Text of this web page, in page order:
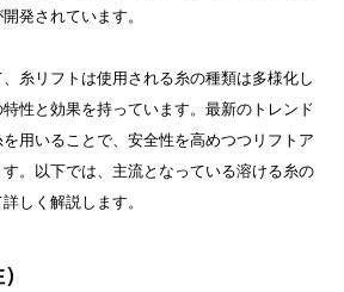
発されています。
糸リフトは使用される糸の種類は多様化し
性と効果を持っています。最新のトレンド
用いることで、安全性を高めつつリフトア
。以下では、主流となっている溶ける糸の
しく解説します。